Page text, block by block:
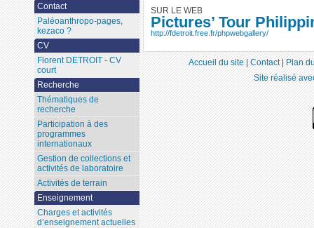
SUR LE WEB
Pictures’ Tour
http://fdetroit.free.fr/phpwebgallery/
Contact
Paléoanthropo-pages,
kezaco ?
CV
Florent DETROIT - CV
court
Recherche
Thématiques de
recherche
Participation à des
programmes
internationaux
Gestion de collections et
activités de laboratoire
Activités de terrain
Enseignement
Charges et activités
d’enseignement actuelles
Accueil du site|Contact|Plan
Site réalisé